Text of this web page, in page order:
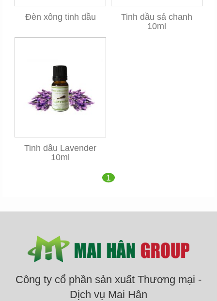
Đèn xông tinh dầu
Tinh dầu sả chanh
10ml
Tinh dầu Lavender
10ml
1
Công ty cổ phần sản xuất Thương mại -
Dịch vụ Mai Hân